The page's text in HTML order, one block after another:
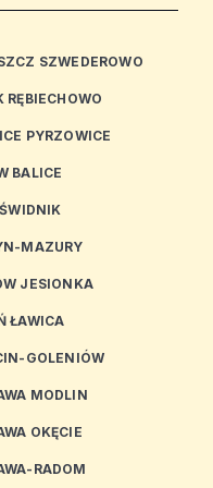
SZWEDEROWO
PYRZOWICE
BALICE
MAZURY
JESIONKA
ŁAWICA
GOLENIÓW
MODLIN
OKĘCIE
RADOM